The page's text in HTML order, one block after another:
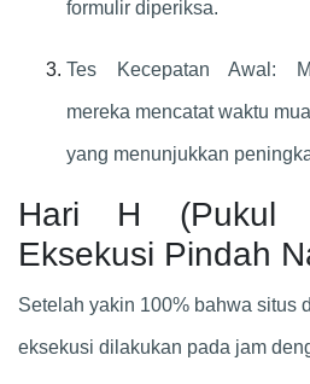
formulir diperiksa.
Tes Kecepatan Awal:
mereka mencatat waktu
yang menunjukkan
Hari H (Pukul
Eksekusi Pindah
Setelah yakin 100% bahwa situs
eksekusi dilakukan pada jam